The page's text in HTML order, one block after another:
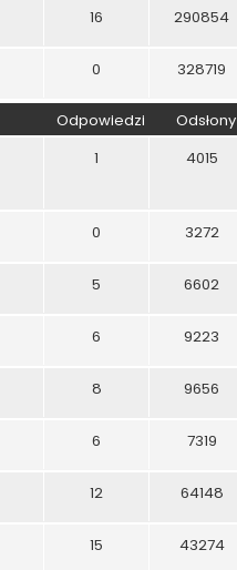
16 290854
0 328719
Odpowiedzi Odsłony
1 4015
0 3272
5 6602
6 9223
8 9656
6 7319
12 64148
15 43274